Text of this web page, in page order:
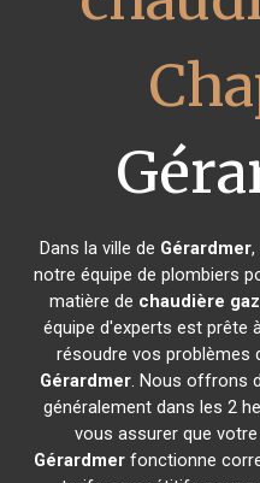
Dans la ville de Gérardmer,
notre équipe de plombiers
matière de chaudière
équipe d'experts est prête
résoudre vos problèmes
Gérardmer. Nous offrons
généralement dans les 2
vous assurer que votre
Gérardmerfonctionne